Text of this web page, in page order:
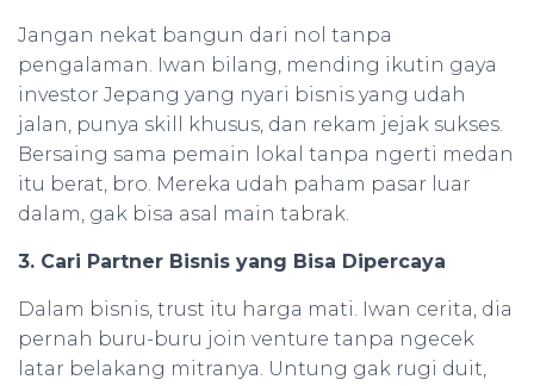
Jangan nekat bangun dari nol tanpa
pengalaman. Iwan bilang, mending ikutin gaya
investor Jepang yang nyari bisnis yang udah
jalan, punya skill khusus, dan rekam jejak sukses.
Bersaing sama pemain lokal tanpa ngerti medan
itu berat, bro. Mereka udah paham pasar luar
dalam, gak bisa asal main tabrak.
3. Cari Partner Bisnis yang Bisa Dipercaya
Dalam bisnis, trust itu harga mati. Iwan cerita, dia
pernah buru-buru join venture tanpa ngecek
latar belakang mitranya. Untung gak rugi duit,